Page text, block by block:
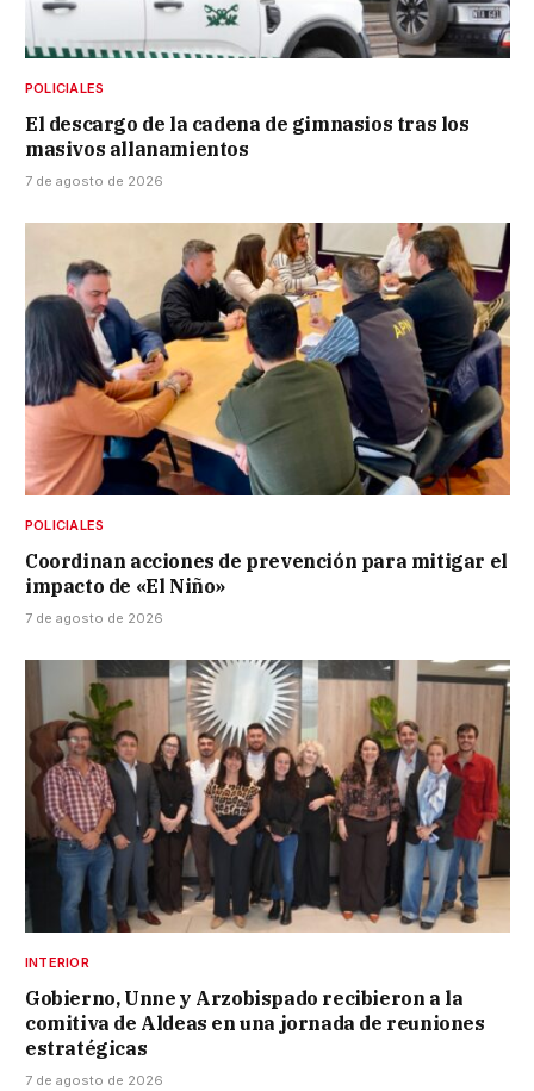
POLICIALES
El descargo de la cadena de gimnasios tras los
masivos allanamientos
7 de agosto de 2026
POLICIALES
Coordinan acciones de prevención para mitigar el
impacto de «El Niño»
7 de agosto de 2026
INTERIOR
Gobierno, Unne y Arzobispado recibieron a la
comitiva de Aldeas en una jornada de reuniones
estratégicas
7 de agosto de 2026